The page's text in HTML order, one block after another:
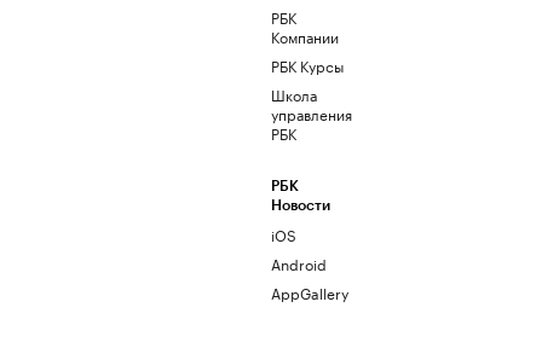
РБК
Компании
РБК Курсы
Школа
управления
РБК
РБК
Новости
iOS
Android
AppGallery